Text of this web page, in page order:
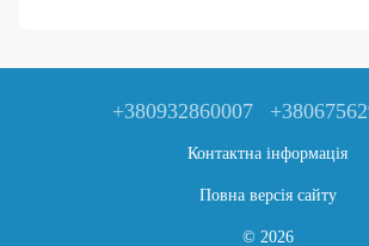
+380932860007
Контактна інформація
Повна версія сайту
© 2026